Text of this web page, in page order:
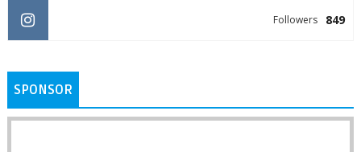
849
Followers
SPONSOR